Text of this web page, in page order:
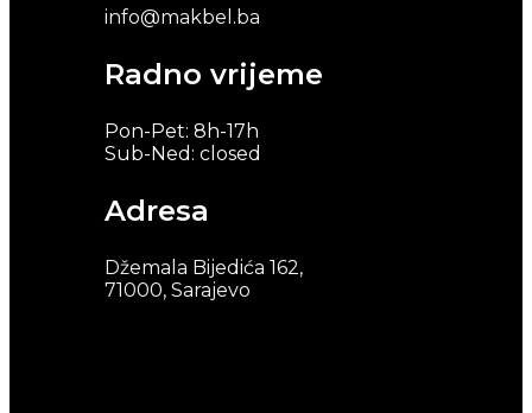
info@makbel.ba
Radno vrijeme
Pon-Pet: 8h-17h
Sub-Ned: closed
Adresa
Džemala Bijedića 162,
71000, Sarajevo